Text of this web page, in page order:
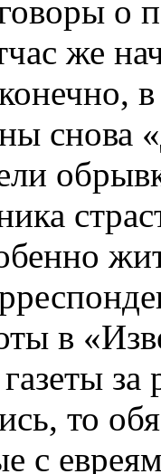
о
же
снова
в
то
с